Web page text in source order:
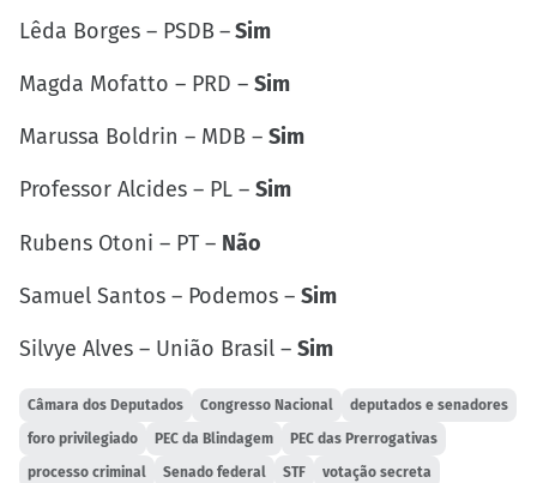
Lêda Borges – PSDB –Sim
Magda Mofatto – PRD – Sim
Marussa Boldrin – MDB – Sim
Professor Alcides – PL – Sim
Rubens Otoni – PT – Não
Samuel Santos – Podemos – Sim
Silvye Alves – União Brasil – Sim
Câmara dos Deputados Congresso Nacional deputados e senadores
foro privilegiado PEC da Blindagem PEC das Prerrogativas
processo criminal Senado federal STF votação secreta